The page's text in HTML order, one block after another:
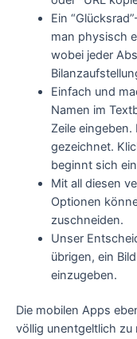
Ein
man physisch
wobei jeder
Einfach und
Namen im
Zeile
gezeichnet.
beginnt sich
Mit all diesen
Optionen
zuschneiden.
Unser
übrigen, ein
einzugeben.
Die mobilen Apps
völlig unentgeltlich zu